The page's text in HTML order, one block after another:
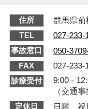
前田の人生初ダイエ
野菜の栽培を始め
祝🎉東京オリンピッ
ザスパクサツ群馬
住所 群馬県
TEL 027-233-
事故窓口 050-
FAX 027-233-
診療受付
9:00 -
（交通
定休日 日曜、祝